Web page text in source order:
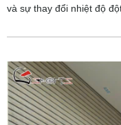
và sự thay đổi nhiệt độ